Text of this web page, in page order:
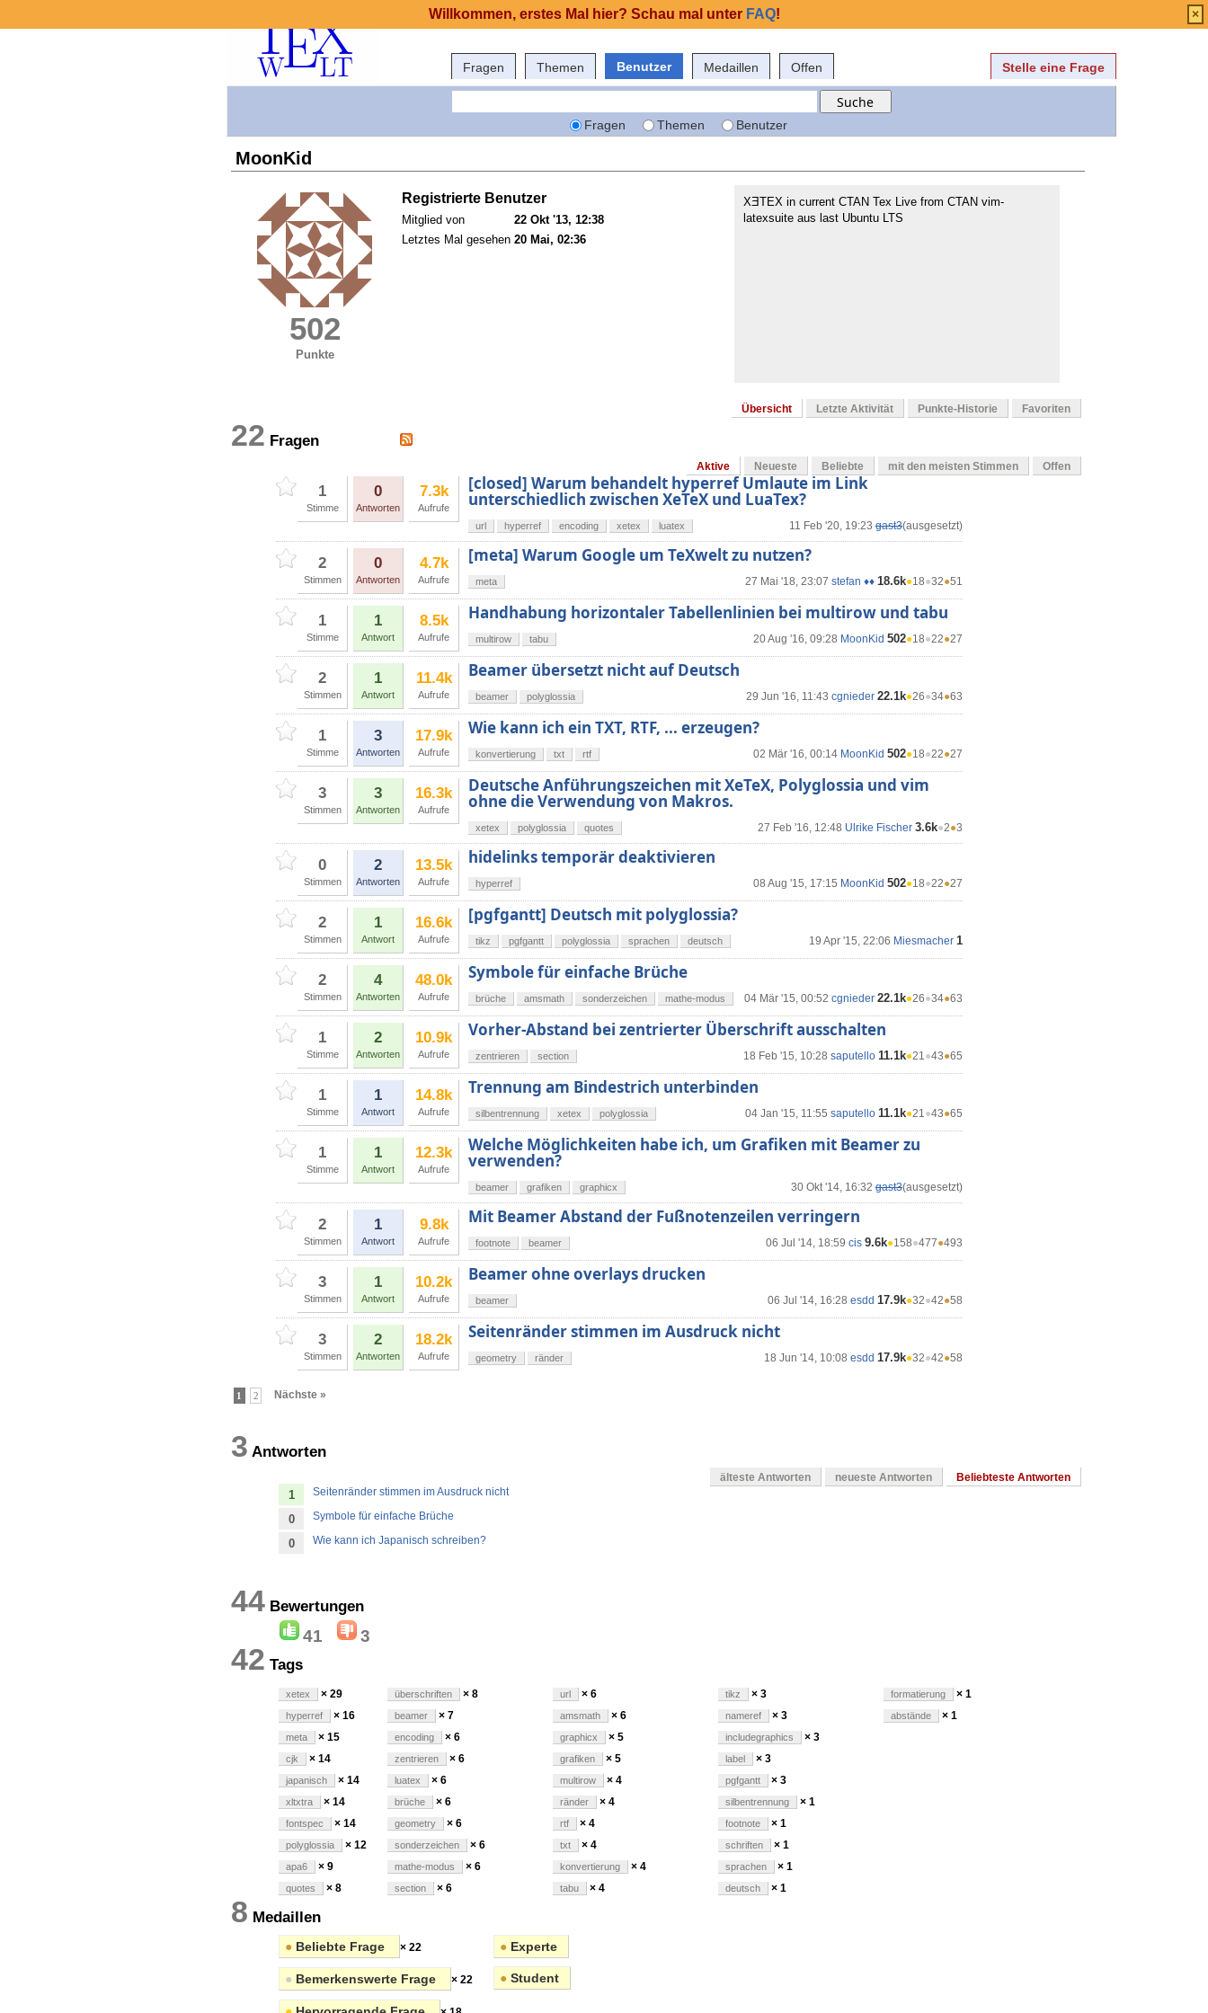
Fragen Themen Benutzer Medaillen Offen Stelle eine Frage
Fragen Themen Benutzer
MoonKid
502
Punkte
Registrierte Benutzer
Mitglied von
22 Okt '13, 12:38
Letztes Mal gesehen 20 Mai, 02:36
ΧƎΤΕΧ in current CTAN Tex Live from CTAN vim-
latexsuite aus last Ubuntu LTS
Übersicht Letzte Aktivität Punkte-Historie Favoriten
22 Fragen
Aktive Neueste Beliebte mit den meisten Stimmen Offen
1
Stimme
0
Antworten
7.3k
Aufrufe
[closed] Warum behandelt hyperref Umlaute im Link
unterschiedlich zwischen XeTeX und LuaTex?
11 Feb '20, 19:23 gast3(ausgesetzt)
url hyperref encoding xetex luatex
2
Stimmen
0
Antworten
4.7k
Aufrufe
[meta] Warum Google um TeXwelt zu nutzen?
27 Mai '18, 23:07 stefan ♦♦ 18.6k●18●32●51
meta
1
Stimme
1
Antwort
8.5k
Aufrufe
Handhabung horizontaler Tabellenlinien bei multirow und tabu
20 Aug '16, 09:28 MoonKid 502●18●22●27
multirow tabu
2
Stimmen
1
Antwort
11.4k
Aufrufe
Beamer übersetzt nicht auf Deutsch
29 Jun '16, 11:43 cgnieder 22.1k●26●34●63
beamer polyglossia
1
Stimme
3
Antworten
17.9k
Aufrufe
Wie kann ich ein TXT, RTF, ... erzeugen?
02 Mär '16, 00:14 MoonKid 502●18●22●27
konvertierung txt rtf
3
Stimmen
3
Antworten
16.3k
Aufrufe
Deutsche Anführungszeichen mit XeTeX, Polyglossia und vim
ohne die Verwendung von Makros.
27 Feb '16, 12:48 Ulrike Fischer 3.6k●2●3
xetex polyglossia quotes
0
Stimmen
2
Antworten
13.5k
Aufrufe
hidelinks temporär deaktivieren
08 Aug '15, 17:15 MoonKid 502●18●22●27
hyperref
2
Stimmen
1
Antwort
16.6k
Aufrufe
[pgfgantt] Deutsch mit polyglossia?
19 Apr '15, 22:06 Miesmacher 1
tikz pgfgantt polyglossia sprachen deutsch
2
Stimmen
4
Antworten
48.0k
Aufrufe
Symbole für einfache Brüche
04 Mär '15, 00:52 cgnieder 22.1k●26●34●63
brüche amsmath sonderzeichen mathe-modus
1
Stimme
2
Antworten
10.9k
Aufrufe
Vorher-Abstand bei zentrierter Überschrift ausschalten
18 Feb '15, 10:28 saputello 11.1k●21●43●65
zentrieren section
1
Stimme
1
Antwort
14.8k
Aufrufe
Trennung am Bindestrich unterbinden
04 Jan '15, 11:55 saputello 11.1k●21●43●65
silbentrennung xetex polyglossia
1
Stimme
1
Antwort
12.3k
Aufrufe
Welche Möglichkeiten habe ich, um Grafiken mit Beamer zu
verwenden?
30 Okt '14, 16:32 gast3(ausgesetzt)
beamer grafiken graphicx
2
Stimmen
1
Antwort
9.8k
Aufrufe
Mit Beamer Abstand der Fußnotenzeilen verringern
06 Jul '14, 18:59 cis 9.6k●158●477●493
footnote beamer
3
Stimmen
1
Antwort
10.2k
Aufrufe
Beamer ohne overlays drucken
06 Jul '14, 16:28 esdd 17.9k●32●42●58
beamer
3
Stimmen
2
Antworten
18.2k
Aufrufe
Seitenränder stimmen im Ausdruck nicht
18 Jun '14, 10:08 esdd 17.9k●32●42●58
geometry ränder
1 2 Nächste »
3 Antworten
älteste Antworten neueste Antworten Beliebteste Antworten
1 Seitenränder stimmen im Ausdruck nicht
0 Symbole für einfache Brüche
0 Wie kann ich Japanisch schreiben?
44 Bewertungen
41 3
42 Tags
xetex × 29
hyperref × 16
meta × 15
cjk × 14
japanisch × 14
xltxtra × 14
fontspec × 14
polyglossia × 12
apa6 × 9
quotes × 8
überschriften × 8
beamer × 7
encoding × 6
zentrieren × 6
luatex × 6
brüche × 6
geometry × 6
sonderzeichen × 6
mathe-modus × 6
section × 6
url × 6
amsmath × 6
graphicx × 5
grafiken × 5
multirow × 4
ränder × 4
rtf × 4
txt × 4
konvertierung × 4
tabu × 4
tikz × 3
nameref × 3
includegraphics × 3
label × 3
pgfgantt × 3
silbentrennung × 1
footnote × 1
schriften × 1
sprachen × 1
deutsch × 1
formatierung × 1
abstände × 1
8 Medaillen
● Beliebte Frage × 22
● Bemerkenswerte Frage × 22
● Experte
● Student
Willkommen, erstes Mal hier? Schau mal unter FAQ! ×